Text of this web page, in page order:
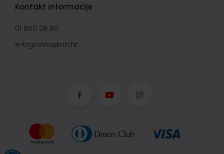
Kontakt informacije
01 650 28 80
e-trgovina@nn.hr